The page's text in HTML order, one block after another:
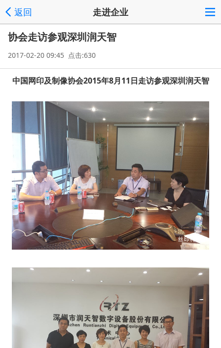
返回 走进企业
协会走访参观深圳润天智
2017-02-20 09:45 点击:630
中国网印及制像协会2015年8月11日走访参观深圳润天智